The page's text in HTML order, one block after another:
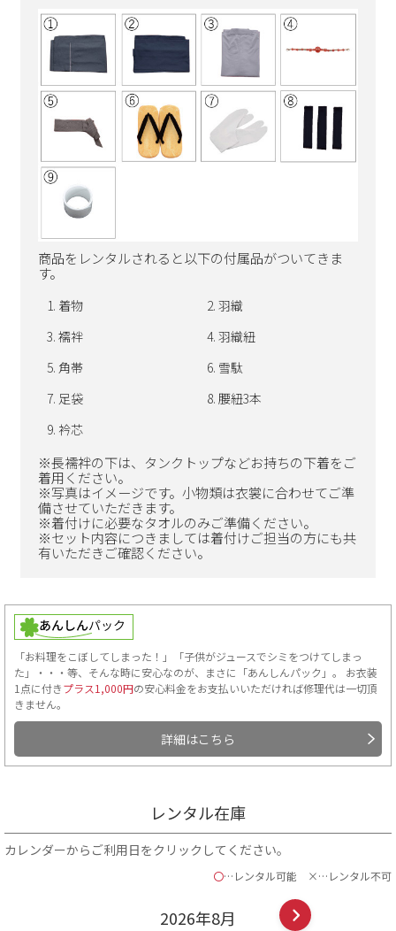
商品をレンタルされると以下の付属品がついてきま
す。
着物
羽織
襦袢
羽織紐
角帯
雪駄
足袋
腰紐3本
衿芯
※長襦袢の下は、タンクトップなどお持ちの下着をご
着用ください。
※写真はイメージです。小物類は衣裳に合わせてご準
備させていただきます。
※着付けに必要なタオルのみご準備ください。
※セット内容につきましては着付けご担当の方にも共
有いただきご確認ください。
「お料理をこぼしてしまった！」「子供がジュースでシミをつけてしまっ
た」・・・等、そんな時に安心なのが、まさに「あんしんパック」。 お衣装
1点に付きプラス1,000円の安心料金をお支払いいただければ修理代は一切頂
きません。
詳細はこちら
レンタル在庫
カレンダーからご利用日をクリックしてください。
〇…レンタル可能 ×…レンタル不可
2026年8月